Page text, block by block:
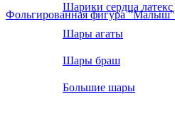
Шарики сердца латекс
Шары агаты
Шары браш
Большие шары
Фольгированная фигура "Малыш"